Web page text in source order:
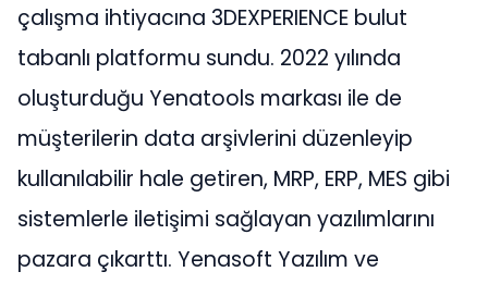
çalışma ihtiyacına 3DEXPERIENCE bulut
tabanlı platformu sundu. 2022 yılında
oluşturduğu Yenatools markası ile de
müşterilerin data arşivlerini düzenleyip
kullanılabilir hale getiren, MRP, ERP, MES gibi
sistemlerle iletişimi sağlayan yazılımlarını
pazara çıkarttı. Yenasoft Yazılım ve